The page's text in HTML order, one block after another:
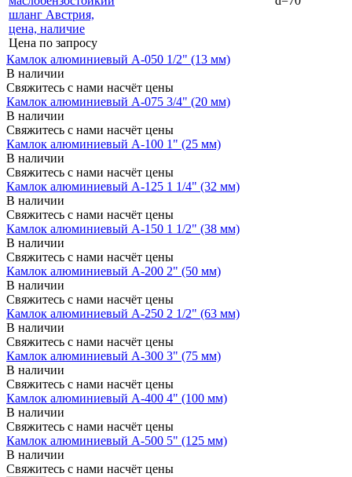
Цена по запросу
Камлок алюминиевый A-050 1/2" (13 мм)
В наличии
Свяжитесь с нами насчёт цены
Камлок алюминиевый A-075 3/4" (20 мм)
В наличии
Свяжитесь с нами насчёт цены
Камлок алюминиевый A-100 1" (25 мм)
В наличии
Свяжитесь с нами насчёт цены
Камлок алюминиевый A-125 1 1/4" (32 мм)
В наличии
Свяжитесь с нами насчёт цены
Камлок алюминиевый A-150 1 1/2" (38 мм)
В наличии
Свяжитесь с нами насчёт цены
Камлок алюминиевый A-200 2" (50 мм)
В наличии
Свяжитесь с нами насчёт цены
Камлок алюминиевый A-250 2 1/2" (63 мм)
В наличии
Свяжитесь с нами насчёт цены
Камлок алюминиевый A-300 3" (75 мм)
В наличии
Свяжитесь с нами насчёт цены
Камлок алюминиевый A-400 4" (100 мм)
В наличии
Свяжитесь с нами насчёт цены
Камлок алюминиевый A-500 5" (125 мм)
В наличии
Свяжитесь с нами насчёт цены